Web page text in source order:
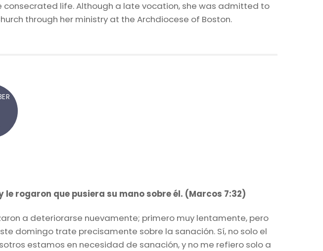
consecrated life. Although a late vocation, she was admitted to
through her ministry at the Archdiocese of Boston.
rogaron que pusiera su mano sobre él. (Marcos 7:32)
a deteriorarse nuevamente; primero muy lentamente, pero
domingo trate precisamente sobre la sanación. Sí, no solo el
estamos en necesidad de sanación, y no me refiero solo a